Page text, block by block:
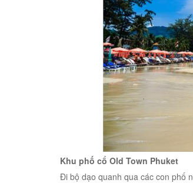
Khu phố cổ Old Town Phuket
Đi bộ dạo quanh qua các con phố